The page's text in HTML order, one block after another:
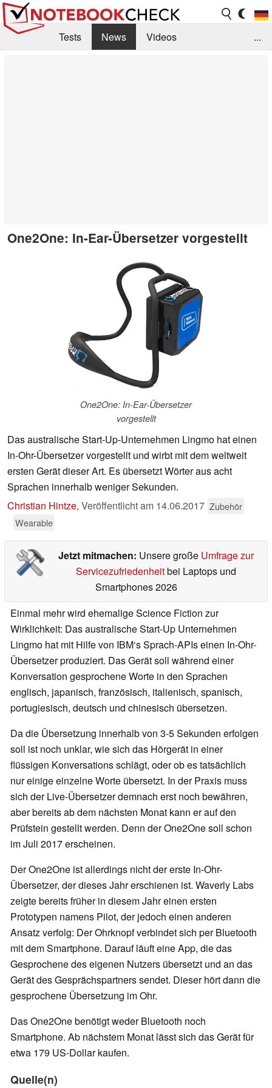
Tests News
Videos
...
One2One: In-Ear-Übersetzer vorgestellt
One2One: In-Ear-Übersetzer
vorgestellt
Das australische Start-Up-Unternehmen Lingmo hat einen
In-Ohr-Übersetzer vorgestellt und wirbt mit dem weltweit
ersten Gerät dieser Art. Es übersetzt Wörter aus acht
Sprachen innerhalb weniger Sekunden.
Christian Hintze, Veröffentlicht am 14.06.2017 Zubehör
Wearable
Jetzt mitmachen: Unsere große Umfrage zur
Servicezufriedenheitbei Laptops und
Smartphones 2026
Einmal mehr wird ehemalige Science Fiction zur
Wirklichkeit: Das australische Start-Up Unternehmen
Lingmo hat mit Hilfe von IBM‘s Sprach-APIs einen In-Ohr-
Übersetzer produziert. Das Gerät soll während einer
Konversation gesprochene Worte in den Sprachen
englisch, japanisch, französisch, italienisch, spanisch,
portugiesisch, deutsch und chinesisch übersetzen.
Da die Übersetzung innerhalb von 3-5 Sekunden erfolgen
soll ist noch unklar, wie sich das Hörgerät in einer
flüssigen Konversations schlägt, oder ob es tatsächlich
nur einige einzelne Worte übersetzt. In der Praxis muss
sich der Live-Übersetzer demnach erst noch bewähren,
aber bereits ab dem nächsten Monat kann er auf den
Prüfstein gestellt werden. Denn der One2One soll schon
im Juli 2017 erscheinen.
Der One2One ist allerdings nicht der erste In-Ohr-
Übersetzer, der dieses Jahr erschienen ist. Waverly Labs
zeigte bereits früher in diesem Jahr einen ersten
Prototypen namens Pilot, der jedoch einen anderen
Ansatz verfolg: Der Ohrknopf verbindet sich per Bluetooth
mit dem Smartphone. Darauf läuft eine App, die das
Gesprochene des eigenen Nutzers übersetzt und an das
Gerät des Gesprächspartners sendet. Dieser hört dann die
gesprochene Übersetzung im Ohr.
Das One2One benötigt weder Bluetooth noch
Smartphone. Ab nächstem Monat lässt sich das Gerät für
etwa 179 US-Dollar kaufen.
Quelle(n)